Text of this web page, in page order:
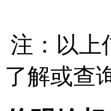
注：以上
了解或查